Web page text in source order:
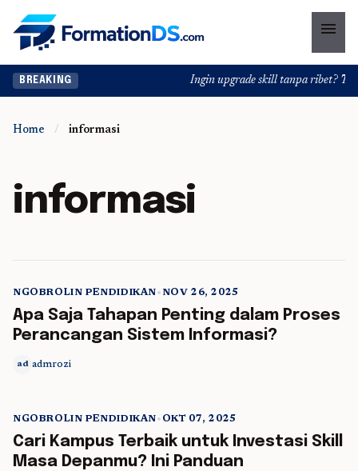
menu
BREAKING Ingin upgrade skill tanpa ribet?
Home / informasi
informasi
5 min read
NGOBROLIN PENDIDIKAN•NOV 26, 2025
Apa Saja Tahapan Penting dalam Proses
Perancangan Sistem Informasi?
ad admrozi
5 min read
NGOBROLIN PENDIDIKAN• OKT 07, 2025
Cari Kampus Terbaik untuk Investasi Skill
Masa Depanmu? Ini Panduan